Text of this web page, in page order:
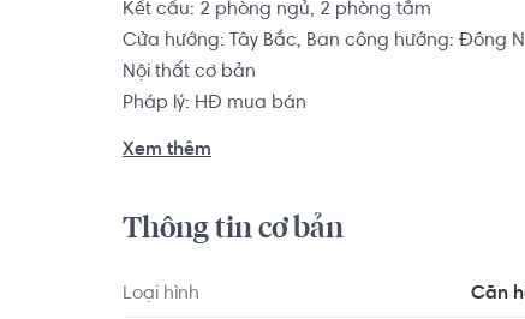
Kết cấu: 2 phòng ngủ, 2 phòng tắm
Cửa hướng: Tây Bắc, Ban công hướng: Đông
Nội thất cơ bản
Pháp lý: HĐ mua bán
dục và giải trí xung quanh như: Trạm y tế
Xem thêm
Thông tin cơ bản
Loại hình Căn